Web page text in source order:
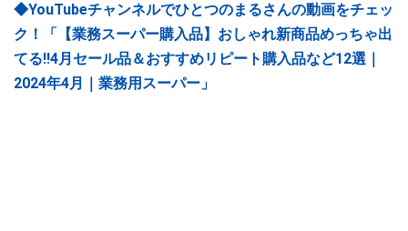
◆YouTubeチャンネルでひとつのまるさんの動画をチェッ
ク！「【業務スーパー購入品】おしゃれ新商品めっちゃ出
てる‼4月セール品＆おすすめリピート購入品など12選｜
2024年4月｜業務用スーパー」